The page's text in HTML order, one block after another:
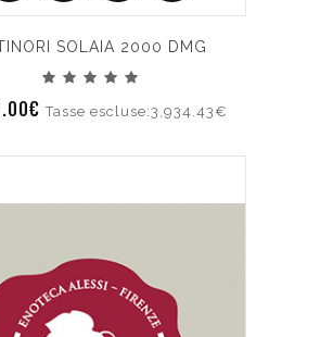
SOLAIA 2000 DMG
Tasse escluse:3,934.43€